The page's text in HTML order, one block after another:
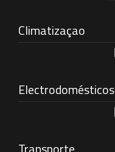
Climatizaçao
Electrodomésticos